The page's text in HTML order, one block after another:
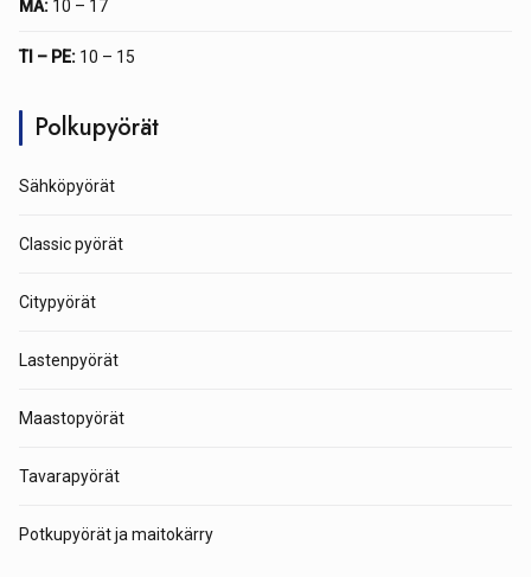
MA: 10 – 17
TI – PE: 10 – 15
Polkupyörät
Sähköpyörät
Classic pyörät
Citypyörät
Lastenpyörät
Maastopyörät
Tavarapyörät
Potkupyörät ja maitokärry